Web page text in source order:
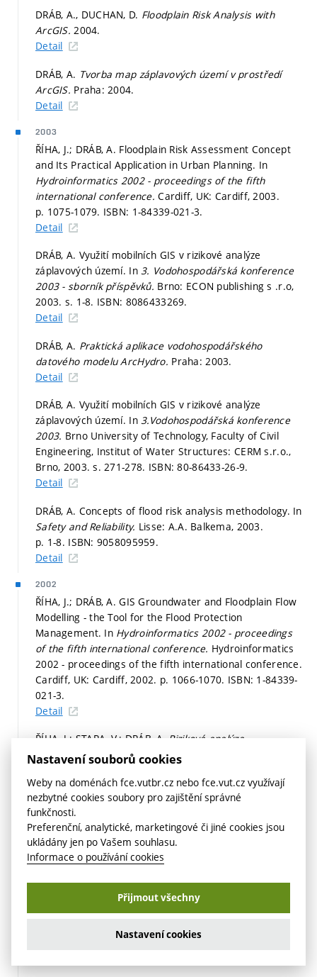
DRÁB, A., DUCHAN, D. Floodplain Risk Analysis with
ArcGIS.2004.
Detail
DRÁB, A. Tvorba map záplavových území v prostředí
ArcGIS. Praha: 2004.
Detail
2003
ŘÍHA, J.; DRÁB, A. Floodplain Risk Assessment Concept
and Its Practical Application in Urban Planning. In
Hydroinformatics 2002 - proceedings of the fifth
international conference.Cardiff, UK: Cardiff, 2003.
p. 1075-1079. ISBN: 1-84339-021-3.
Detail
DRÁB, A. Využití mobilních GIS v rizikové analýze
záplavových území. In3. Vodohospodářská konference
2003 - sborník příspěvků. Brno: ECON publishing s .r.o,
2003. s. 1-8. ISBN: 8086433269.
Detail
DRÁB, A. Praktická aplikace vodohospodářského
datového modelu ArcHydro. Praha: 2003.
Detail
DRÁB, A. Využití mobilních GIS v rizikové analýze
záplavových území. In3.Vodohospodářská konference
2003. Brno University of Technology, Faculty of Civil
Engineering, Institut of Water Structures: CERM s.r.o.,
Brno, 2003.s. 271-278. ISBN: 80-86433-26-9.
Detail
DRÁB, A. Concepts of flood risk analysis methodology. In
Safety and Reliability. Lisse: A.A. Balkema, 2003.
p. 1-8. ISBN: 9058095959.
Detail
2002
ŘÍHA, J.; DRÁB, A. GIS Groundwater and Floodplain Flow
Modelling - the Tool for the Flood Protection
Management. In Hydroinformatics 2002 - proceedings
of the fifth international conference. Hydroinformatics
2002 - proceedings of the fifth international conference.
Cardiff, UK: Cardiff, 2002. p. 1066-1070. ISBN: 1-84339-
021-3.
Detail
ŘÍHA, J.; STARA, V.; DRÁB, A. Riziková analýza
záplavových území.Riziková analýza záplavových území
vodních staveb FAST VUT v Brně, 2002.s. 1.ISBN: 80-
86433-15-3.
Detail
2001
DRÁB, A. Použití rizikové analýzy při hodnocení
navrhovania a prevádzky nádrží a priehrad, Vplyv
vodohospodárskych stavieb na tvorbu a ochranu
ISBN: 80-88820-18-9.
Nastavení souborů cookies
Weby na doménách fce.vutbr.cz nebo fce.vut.cz využívají
nezbytné cookies soubory pro zajištění správné
funkčnosti.
Preferenční, analytické, marketingové či jiné cookies jsou
ukládány jen po Vašem souhlasu.
Informace o používání cookies
Přijmout všechny
Nastavení cookies